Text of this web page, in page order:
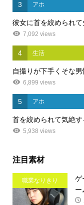
3 アホ
彼女に首を絞められ
7,092 views
4 生活
自撮りが下手くそな男
6,899 views
5 アホ
首を絞められて気絶す
5,938 views
注目素材
職業なりきり
ゲ
ー